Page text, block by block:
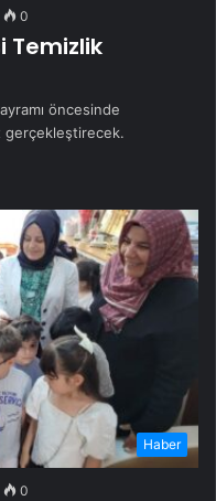
0
Temizlik
öncesinde
gerçekleştirecek.
Haber
0